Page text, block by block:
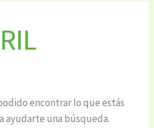
encontrar lo que estás
ayudarte una búsqueda.